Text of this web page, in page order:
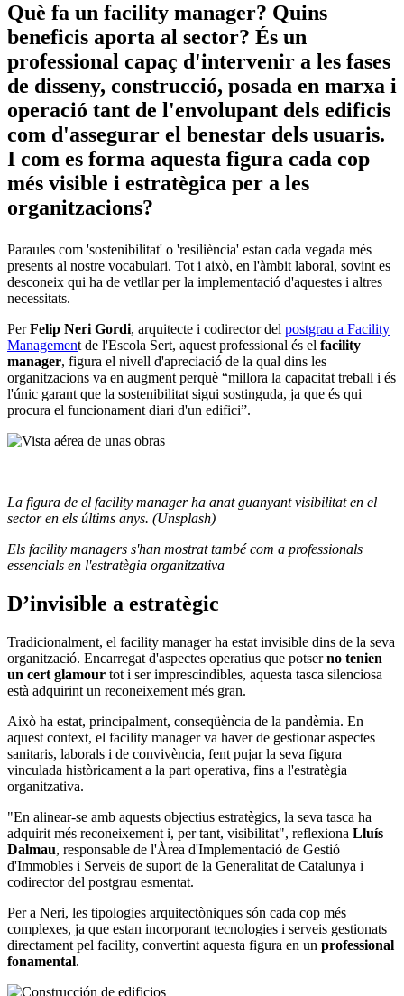
Què fa un facility manager? Quins
beneficis aporta al sector? És un
professional capaç d'intervenir a les fases
de disseny, construcció, posada en marxa i
operació tant de l'envolupant dels edificis
com d'assegurar el benestar dels usuaris.
I com es forma aquesta figura cada cop
més visible i estratègica per a les
organitzacions?
Paraules com 'sostenibilitat' o 'resiliència' estan cada vegada més
presents al nostre vocabulari. Tot i això, en l'àmbit laboral, sovint es
desconeix qui ha de vetllar per la implementació d'aquestes i altres
necessitats.
PerFelip Neri Gordi, arquitecte i codirector del postgrau a Facility
Management de l'Escola Sert, aquest professional és el facility
manager, figura el nivell d'apreciació de la qual dins les
organitzacions va en augment perquè “millora la capacitat treball i és
l'únic garant que la sostenibilitat sigui sostinguda, ja que és qui
procura el funcionament diari d'un edifici”.
La figura de el facility manager ha anat guanyant visibilitat en el
sector en els últims anys. (Unsplash)
Els facility managers s'han mostrat també com a professionals
essencials en l'estratègia organitzativa
D’invisible a estratègic
Tradicionalment, el facility manager ha estat invisible dins de la seva
organització. Encarregat d'aspectes operatius que potserno tenien
un cert glamour tot i ser imprescindibles, aquesta tasca silenciosa
està adquirint un reconeixement més gran.
Això ha estat, principalment, conseqüència de la pandèmia. En
aquest context, el facility manager va haver de gestionar aspectes
sanitaris, laborals i de convivència, fent pujar la seva figura
vinculada històricament a la part operativa, fins a l'estratègia
organitzativa.
"En alinear-se amb aquests objectius estratègics, la seva tasca ha
adquirit més reconeixement i, per tant, visibilitat", reflexiona Lluís
Dalmau, responsable de l'Àrea d'Implementació de Gestió
d'Immobles i Serveis de suport de la Generalitat de Catalunya i
codirector del postgrau esmentat.
Per a Neri, les tipologies arquitectòniques són cada cop més
complexes, ja que estan incorporant tecnologies i serveis gestionats
directament pel facility, convertint aquesta figura en un professional
fonamental.